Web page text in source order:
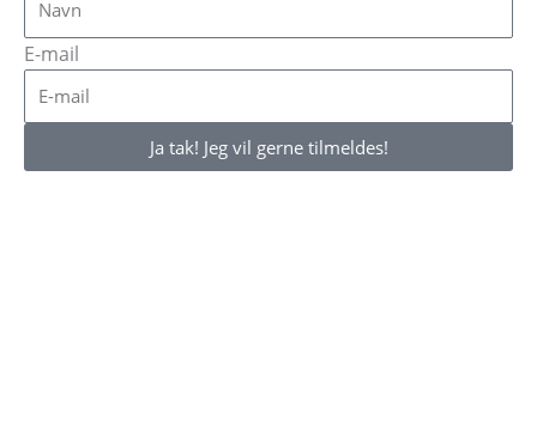
E-mail
Ja tak! Jeg vil gerne tilmeldes!